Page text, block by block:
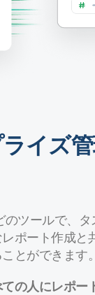
イズ
ツールで、タ
ポート作成と
とができます。
の人にレポー